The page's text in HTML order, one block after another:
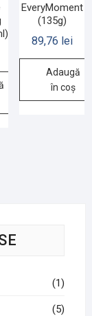
EveryMoment
(135g)
89,76 lei
Adaugă
în coș
(1)
(5)